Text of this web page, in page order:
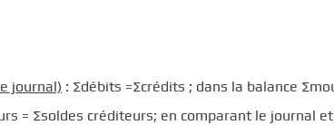
journal) : ∑débits =∑crédits ; dans la balance
= ∑soldes créditeurs; en comparant le journal